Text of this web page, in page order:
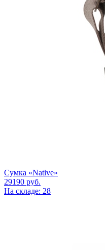
Сумка «Native»
29190 руб.
На складе: 28